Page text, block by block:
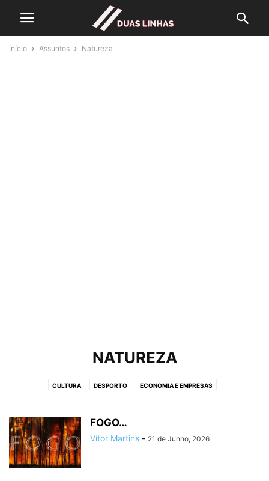
Início Assuntos Natureza
NATUREZA
CULTURA DESPORTO ECONOMIA E EMPRESAS
FOGO…
Vítor Martins - 21 de Junho, 2026